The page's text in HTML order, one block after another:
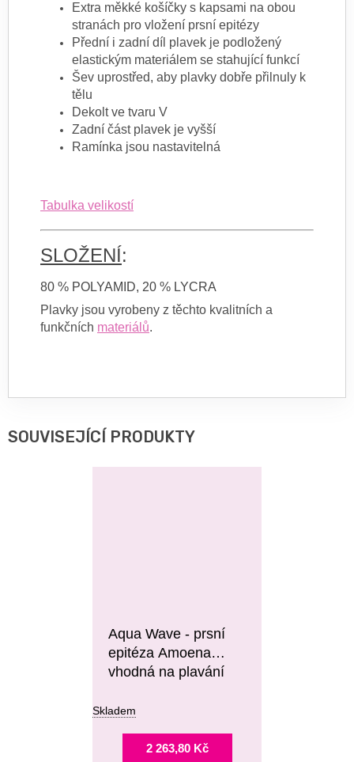
Extra měkké košíčky s kapsami na obou
stranách pro vložení prsní epitézy
Přední i zadní díl plavek je podložený
elastickým materiálem se stahující funkcí
Šev uprostřed, aby plavky dobře přilnuly k
tělu
Dekolt ve tvaru V
Zadní část plavek je vyšší
Ramínka jsou nastavitelná
Tabulka velikostí
SLOŽENÍ:
80 % POLYAMID, 20 % LYCRA
Plavky jsou vyrobeny z těchto kvalitních a
funkčních materiálů.
SOUVISEJÍCÍ PRODUKTY
Aqua Wave - prsní
epitéza Amoena
vhodná na plavání
Skladem
2 263,80 Kč